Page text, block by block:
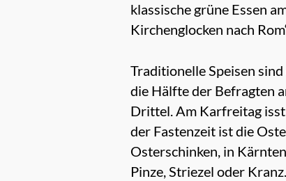
klassische grüne Essen
Kirchenglocken nach
Traditionelle Speisen
die Hälfte der Befragten
Drittel. Am Karfreitag
der Fastenzeit ist die
Osterschinken, in
Pinze, Striezel oder Kranz.